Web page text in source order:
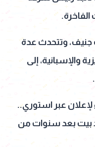
جنيف، وتتحدث عدة
والإسبانية، إلى